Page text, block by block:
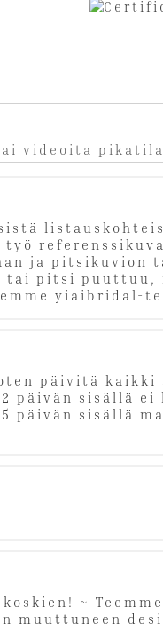
videoita
työ
ja
tai pitsi
yiaibridal-
päivitä kaikki
päivän sisällä ei
päivän sisällä
~
muuttuneen